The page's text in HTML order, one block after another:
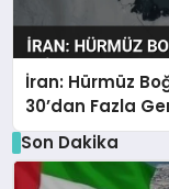
İran: Hürmüz
30’dan Fazla
Son Dakika